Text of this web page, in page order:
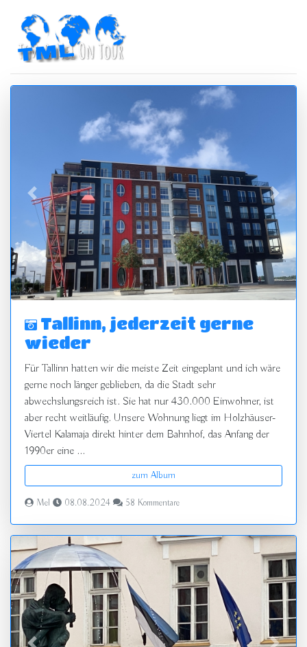
zurück vor
Tallinn, jederzeit gerne
wieder
Für Tallinn hatten wir die meiste Zeit eingeplant und ich wäre
gerne noch länger geblieben, da die Stadt sehr
abwechslungsreich ist. Sie hat nur 430.000 Einwohner, ist
aber recht weitläufig. Unsere Wohnung liegt im Holzhäuser-
Viertel Kalamaja direkt hinter dem Bahnhof, das Anfang der
1990er eine ...
zum Album
Mel 08.08.2024 58 Kommentare